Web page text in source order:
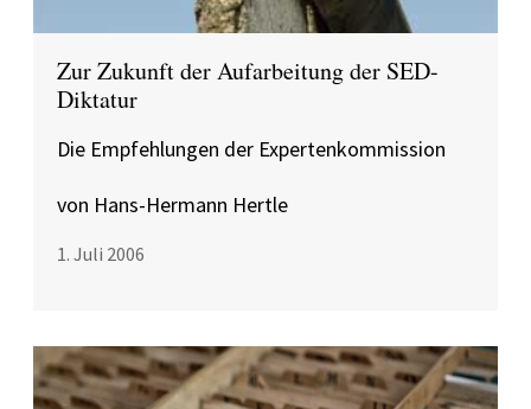
Zur Zukunft der Aufarbeitung der SED-
Diktatur
Die Empfehlungen der Expertenkommission
von Hans-Hermann Hertle
1. Juli 2006